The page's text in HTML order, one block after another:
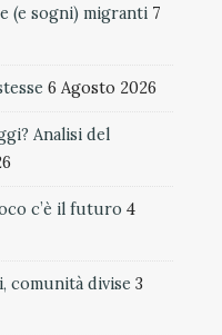
(e sogni) migranti 7
6 Agosto 2026
Analisi del
c’è il futuro 4
comunità divise 3